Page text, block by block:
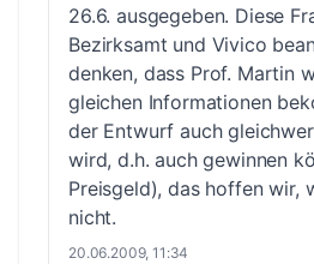
26.6. ausgegeben. Diese
Bezirksamt und Vivico
denken, dass Prof. Martin
gleichen Informationen
der Entwurf auch
wird, d.h. auch gewinnen
Preisgeld), das hoffen wir,
nicht.
20.06.2009, 11:34